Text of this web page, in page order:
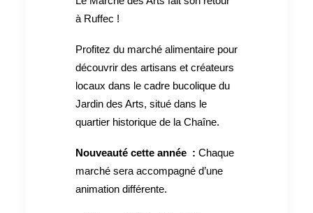
à Ruffec !
Profitez du marché alimentaire pour
découvrir des artisans et créateurs
locaux dans le cadre bucolique du
Jardin des Arts, situé dans le
quartier historique de la Chaîne.
Nouveauté cette année : Chaque
marché sera accompagné d’une
animation différente.